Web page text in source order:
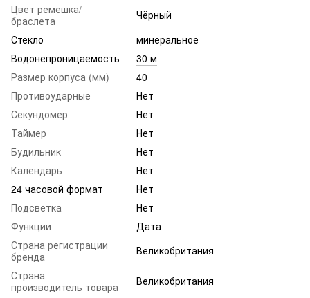
Цвет ремешка/
браслета
Чёрный
Стекло
минеральное
Водонепроницаемость
30 м
Размер корпуса (мм)
40
Противоударные
Нет
Секундомер
Нет
Таймер
Нет
Будильник
Нет
Календарь
Нет
24 часовой формат
Нет
Подсветка
Нет
Функции
Дата
Страна регистрации
бренда
Великобритания
Страна -
производитель товара
Великобритания